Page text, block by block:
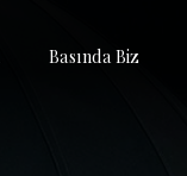
Basında Biz